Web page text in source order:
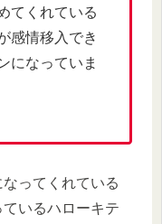
てくれている
感情移入でき
になっていま
ってくれている
いるハローキテ